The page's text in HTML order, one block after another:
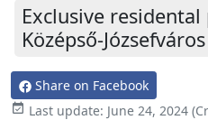
Exclusive
Középső-Józsefváros
Share on Facebook
 Last update: June 24, 2024